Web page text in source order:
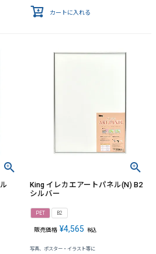
カートに入れる
King イレカエアートパネル(N) B2
シルバー
PET B2
販売価格 ¥4,565 税込
写真、ポスター・イラスト等に